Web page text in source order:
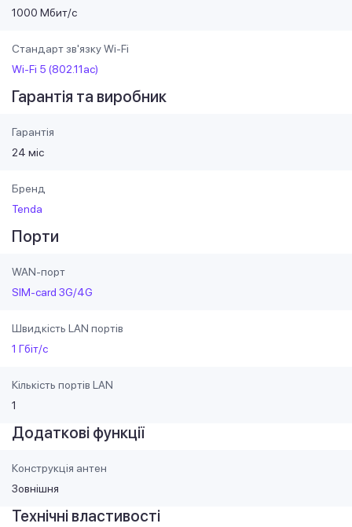
1000 Мбит/с
Стандарт зв'язку Wi-Fi
Wi-Fi 5 (802.11ac)
Гарантія та виробник
Гарантія
24 міс
Бренд
Tenda
Порти
WAN-порт
SIM-card 3G/4G
Швидкість LAN портів
1 Гбіт/с
Кількість портів LAN
1
Додаткові функції
Конструкція антен
Зовнішня
Технічні властивості